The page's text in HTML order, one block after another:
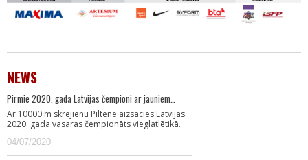
NEWS
Pirmie 2020. gada Latvijas čempioni ar jauniem…
Ar 10000 m skrējienu Piltenē aizsācies Latvijas
2020. gada vasaras čempionāts vieglatlētikā.
04/07/2020